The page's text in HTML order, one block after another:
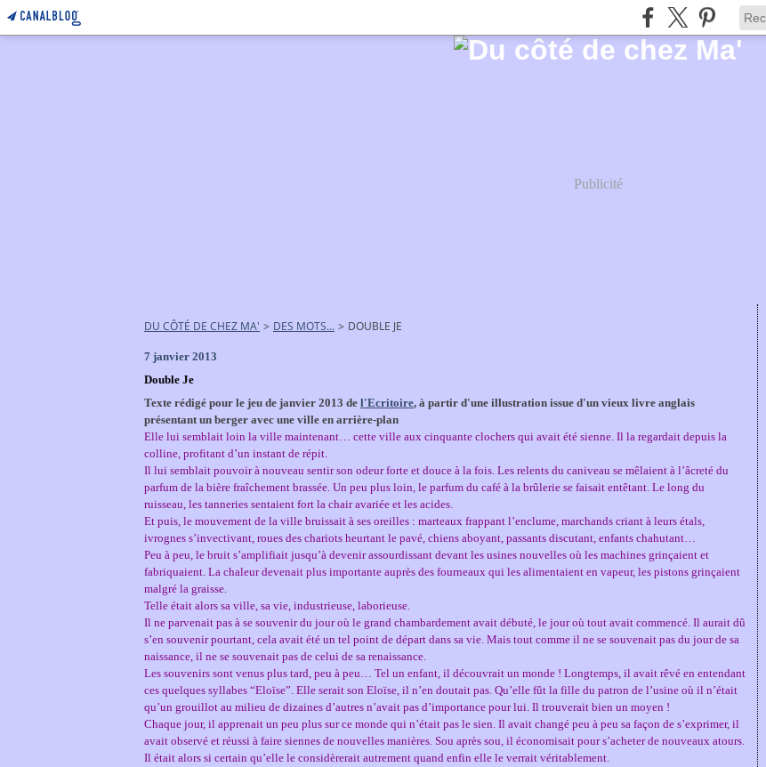
Publicité
DU CÔTÉ DE CHEZ MA' > DES MOTS... > DOUBLE JE
7 janvier 2013
Double Je
Texte rédigé pour le jeu de janvier 2013 de l'Ecritoire, à partir d'une illustration issue d'un vieux livre anglais
présentant un berger avec une ville en arrière-plan
Elle lui semblait loin la ville maintenant… cette ville aux cinquante clochers qui avait été sienne. Il la regardait depuis la
colline, profitant d’un instant de répit.
Il lui semblait pouvoir à nouveau sentir son odeur forte et douce à la fois. Les relents du caniveau se mêlaient à l’âcreté du
parfum de la bière fraîchement brassée. Un peu plus loin, le parfum du café à la brûlerie se faisait entêtant. Le long du
ruisseau, les tanneries sentaient fort la chair avariée et les acides.
Et puis, le mouvement de la ville bruissait à ses oreilles : marteaux frappant l’enclume, marchands criant à leurs étals,
ivrognes s’invectivant, roues des chariots heurtant le pavé, chiens aboyant, passants discutant, enfants chahutant…
Peu à peu, le bruit s’amplifiait jusqu’à devenir assourdissant devant les usines nouvelles où les machines grinçaient et
fabriquaient. La chaleur devenait plus importante auprès des fourneaux qui les alimentaient en vapeur, les pistons grinçaient
malgré la graisse.
Telle était alors sa ville, sa vie, industrieuse, laborieuse.
Il ne parvenait pas à se souvenir du jour où le grand chambardement avait débuté, le jour où tout avait commencé. Il aurait dû
s’en souvenir pourtant, cela avait été un tel point de départ dans sa vie. Mais tout comme il ne se souvenait pas du jour de sa
naissance, il ne se souvenait pas de celui de sa renaissance.
Les souvenirs sont venus plus tard, peu à peu… Tel un enfant, il découvrait un monde ! Longtemps, il avait rêvé en entendant
ces quelques syllabes “Eloïse”. Elle serait son Eloïse, il n’en doutait pas. Qu’elle fût la fille du patron de l’usine où il n’était
qu’un grouillot au milieu de dizaines d’autres n’avait pas d’importance pour lui. Il trouverait bien un moyen !
Chaque jour, il apprenait un peu plus sur ce monde qui n’était pas le sien. Il avait changé peu à peu sa façon de s’exprimer, il
avait observé et réussi à faire siennes de nouvelles manières. Sou après sou, il économisait pour s’acheter de nouveaux atours.
Il était alors si certain qu’elle le considèrerait autrement quand enfin elle le verrait véritablement.